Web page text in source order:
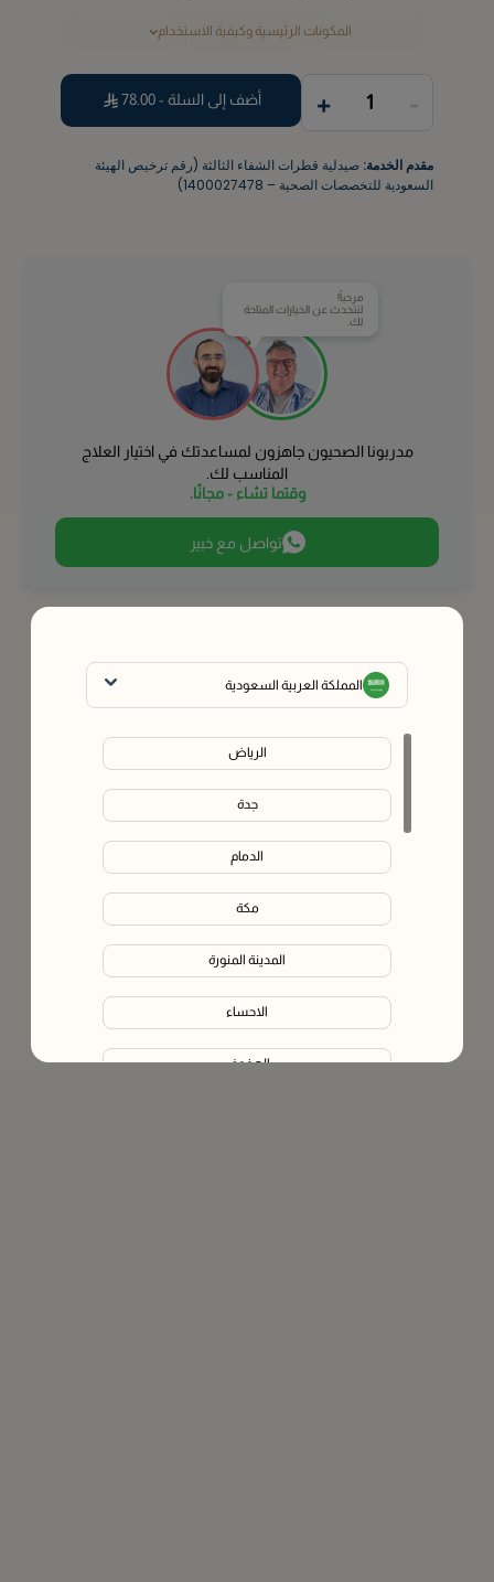
المملكة العربية السعودية
الرياض
جدة
الدمام
مكة
المدينة المنورة
الاحساء
الهفوف‎
المكونات الرئيسية وكيفية الاستخدام
-
1
+ أضف إلى السلة -78.00
مقدم الخدمة: صيدلية قطرات الشفاء الثالثة (رقم ترخيص الهيئة
السعودية للتخصصات الصحية – 1400027478)
مرحباً!
لنتحدث عن الخيارات المتاحة
لك.
مدربونا الصحيون جاهزون لمساعدتك في اختيار العلاج
المناسب لك.
وقتما تشاء - مجانًا.
تواصل مع خبير